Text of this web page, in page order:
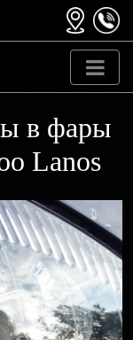
в фары
Lanos